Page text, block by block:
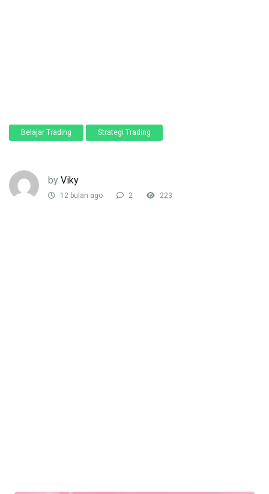
Belajar Trading Strategi Trading
by Viky
12 bulan ago 2 223